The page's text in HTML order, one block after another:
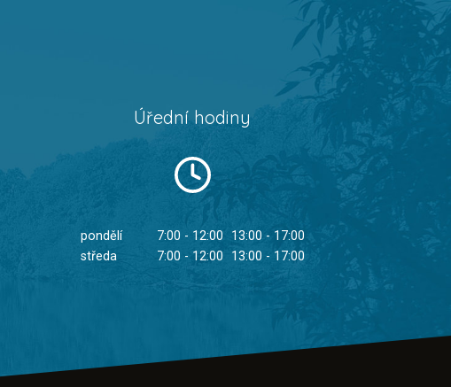
Úřední hodiny
pondělí 7:00 - 12:00
13:00 - 17:00
středa
7:00 - 12:00 13:00 - 17:00